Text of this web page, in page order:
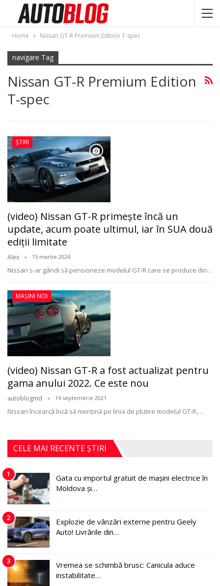
Home Nissan GT-R Premium Edition T-spec
navigare Tag
Nissan GT-R Premium Edition
T-spec
ȘTIRI
(video) Nissan GT-R primește încă un
update, acum poate ultimul, iar în SUA două
ediții limitate
Alex 15 martie 2024
Nissan s-ar gândi să pensioneze modelul GT-R care se produce din…
MAȘINI NOI
(video) Nissan GT-R a fost actualizat pentru
gama anului 2022. Ce este nou
autoblogmd 14 septembrie 2021
Nissan încearcă încă să menţină pe linia de plutire modelul GT-R,…
CELE MAI RECENTE ȘTIRI
1
Gata cu importul gratuit de mașini electrice în
Moldova și…
2
Explozie de vânzări externe pentru Geely
Auto! Livrările din…
3
Vremea se schimbă brusc: Canicula aduce
instabilitate…